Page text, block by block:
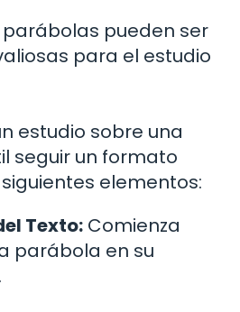
parábolas pueden ser
para el estudio
estudio sobre una
seguir un formato
elementos:
Texto: Comienza
parábola en su